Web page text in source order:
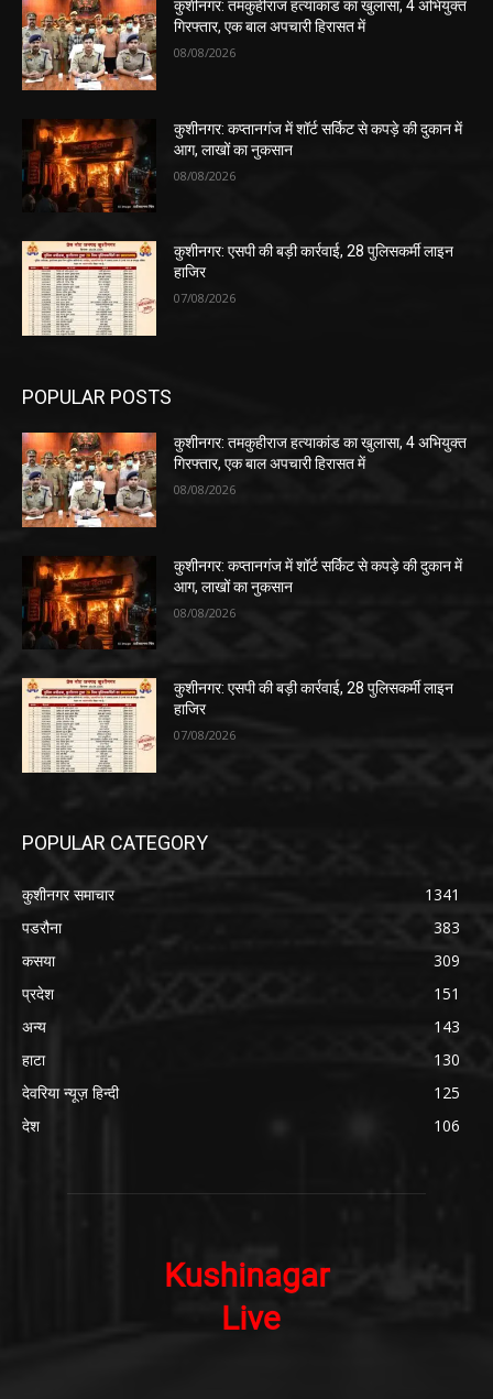
कुशीनगर: तमकुहीराज हत्याकांड का खुलासा, 4 अभियुक्त
गिरफ्तार, एक बाल अपचारी हिरासत में
08/08/2026
कुशीनगर: कप्तानगंज में शॉर्ट सर्किट से कपड़े की दुकान में
आग, लाखों का नुकसान
08/08/2026
कुशीनगर: एसपी की बड़ी कार्रवाई, 28 पुलिसकर्मी लाइन
हाजिर
07/08/2026
POPULAR POSTS
कुशीनगर: तमकुहीराज हत्याकांड का खुलासा, 4 अभियुक्त
गिरफ्तार, एक बाल अपचारी हिरासत में
08/08/2026
कुशीनगर: कप्तानगंज में शॉर्ट सर्किट से कपड़े की दुकान में
आग, लाखों का नुकसान
08/08/2026
कुशीनगर: एसपी की बड़ी कार्रवाई, 28 पुलिसकर्मी लाइन
हाजिर
07/08/2026
POPULAR CATEGORY
कुशीनगर समाचार
1341
पडरौना
383
कसया
309
प्रदेश
151
अन्य
143
हाटा
130
देवरिया न्यूज़ हिन्दी
125
देश
106